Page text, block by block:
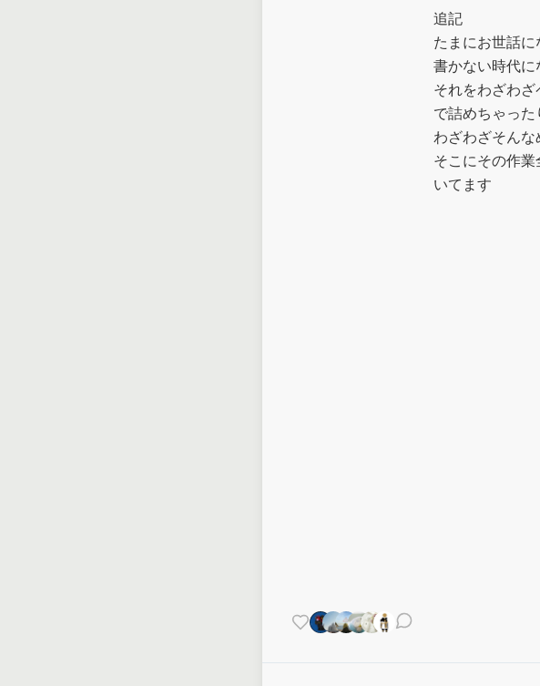
追記
たまにお世話
書かない時代に
それをわざわ
で詰めちゃった
わざわざそん
そこにその作
いてます